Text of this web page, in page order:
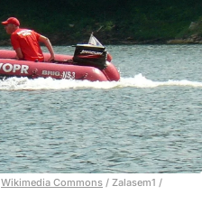
Wikimedia Commons / Zalasem1 /